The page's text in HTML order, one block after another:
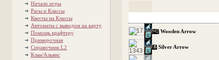
Начало игры
Расы и Классы
Квесты на Классы
Автоматы с выводом на карту
Помощь крафтеру
Примерочная
Справочник L2
Клан/Альянс
Wooden Arrow
Silver Arrow